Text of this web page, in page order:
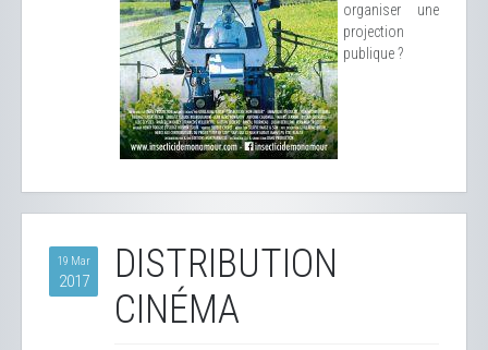
organiser une
projection
publique ?
19 Mar
2017
DISTRIBUTION
CINÉMA